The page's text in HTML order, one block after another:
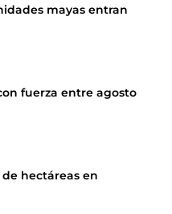
mayas entran
fuerza entre agosto
hectáreas en